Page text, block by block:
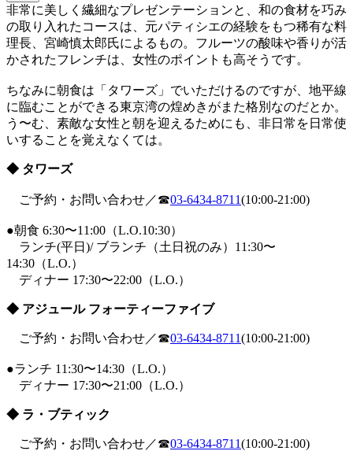
非常に美しく繊細なプレゼンテーションと、和の食材を巧み
の取り入れたコースは、元パティシエの経験をもつ稀有な料
理長、宮崎慎太郎氏によるもの。フルーツの酸味や香りが活
かされたフレンチは、女性のポイントも高そうです。
ちなみに朝食は「タワーズ」でいただけるのですが、地平線
に臨むことができる東京湾の煌めきがまた格別なのだとか。
う〜む、素敵な女性と朝を迎えるためにも、非日常を日常使
いすることを覚えなくては。
◆ タワーズ
ご予約・お問い合わせ／☎03-6434-8711(10:00-21:00)
●朝食 6:30〜11:00（L.O.10:30）
ランチ(平日)/ ブランチ（土日祝のみ）11:30〜
14:30（L.O.）
ディナー 17:30〜22:00（L.O.）
◆ アジュール フォーティーファイブ
ご予約・お問い合わせ／☎03-6434-8711(10:00-21:00)
●ランチ 11:30〜14:30（L.O.）
ディナー 17:30〜21:00（L.O.）
◆ ラ・ブティック
ご予約・お問い合わせ／☎03-6434-8711(10:00-21:00)